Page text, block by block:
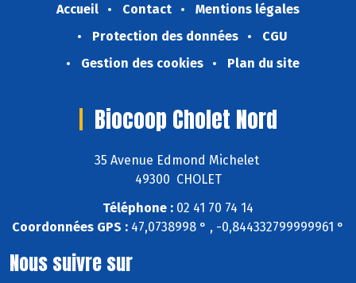
Accueil Contact
Mentions légales
Protection des données
CGU
Gestion des cookies
Plan du site
Biocoop Cholet Nord
35 Avenue Edmond Michelet
49300 CHOLET
Téléphone : 02 41 70 74 14
Coordonnées GPS : 47,0738998 ° , -0,844332799999961 °
Nous suivre sur